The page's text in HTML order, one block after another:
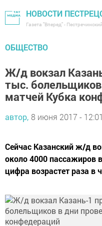
НОВОСТИ
Газета "Вперед" -
ОБЩЕСТВО
Ж/д вокзал
тыс.
матчей Кубка
автор, 8 июня 2017 - 12:01
Сейчас Казанский ж/д
около 4000 пассажиров
цифра возрастет раза в